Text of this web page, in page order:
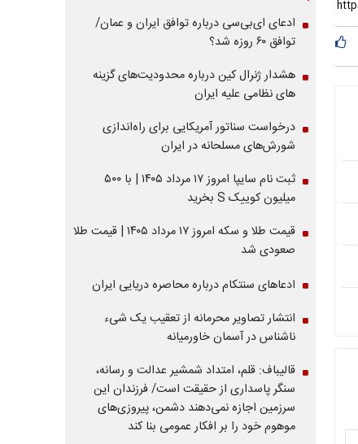
ادعای ای‌بی‌سی درباره توافق ایران و عمان/
توافق ۶۰ روزه شد؟
هشدار ژنرال کین درباره محدودیت‌های گزینه
های نظامی علیه ایران
درخواست سناتور آمریکایی برای راه‌اندازی
شورش‌های مسلحانه در ایران
ثبت نام سایپا امروز ۱۷ مرداد ۱۴۰۵ | با ۵۰۰
میلیون کوییک S بخرید
قیمت طلا و سکه امروز ۱۷ مرداد ۱۴۰۵ | قیمت طلا
صعودی شد
ادعاهای سنتکام درباره محاصره دریایی ایران
انتشار تصاویر محرمانه از تعقیب یک شیء
ناشناس در آسمان خاورمیانه
قالیباف: قلم، امتداد شمشیر عدالت و رسانه،
سنگر پاسداری از حقیقت است/ فرزندان این
سرزمین اجازه نمی‌دهند دشمن، پیروزی‌های
موهوم خود را بر افکار عمومی بنا کند